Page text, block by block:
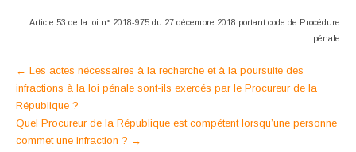
Article 53 de la loi n° 2018-975 du 27 décembre 2018 portant code de Procédure
pénale
Post
navigation
← Les actes nécessaires à la recherche et à la poursuite des
infractions à la loi pénale sont-ils exercés par le Procureur de la
République ?
Quel Procureur de la République est compétent lorsqu’une personne
commet une infraction ? →